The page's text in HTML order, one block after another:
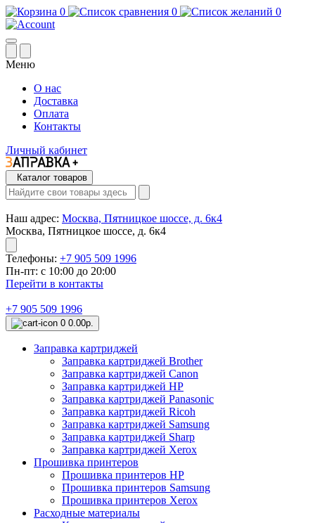
0 0 0
Меню
О нас
Доставка
Оплата
Контакты
Личный кабинет
Каталог товаров
Наш адрес: Москва, Пятницкое шоссе, д. 6к4
Москва, Пятницкое шоссе, д. 6к4
Телефоны: +7 905 509 1996
Пн-пт: с 10:00 до 20:00
Перейти в контакты
+7 905 509 1996
0 0.00р.
Заправка картриджей
Заправка картриджей Brother
Заправка картриджей Canon
Заправка картриджей HP
Заправка картриджей Panasonic
Заправка картриджей Ricoh
Заправка картриджей Samsung
Заправка картриджей Sharp
Заправка картриджей Xerox
Прошивка принтеров
Прошивка принтеров HP
Прошивка принтеров Samsung
Прошивка принтеров Xerox
Расходные материалы